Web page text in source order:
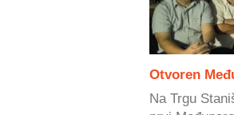
Otvoren
Na Trgu